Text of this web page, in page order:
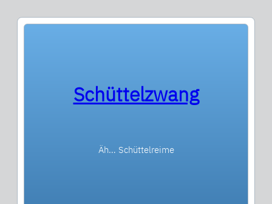
Schüttelzwang
Äh… Schüttelreime